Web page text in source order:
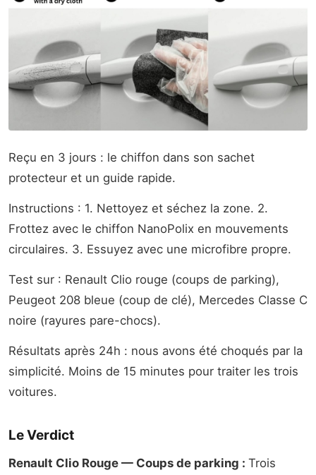
Reçu en 3 jours : le chiffon dans son sachet
protecteur et un guide rapide.
Instructions : 1. Nettoyez et séchez la zone. 2.
Frottez avec le chiffon NanoPolix en mouvements
circulaires. 3. Essuyez avec une microfibre propre.
Test sur : Renault Clio rouge (coups de parking),
Peugeot 208 bleue (coup de clé), Mercedes Classe C
noire (rayures pare-chocs).
Résultats après 24h : nous avons été choqués par la
simplicité. Moins de 15 minutes pour traiter les trois
voitures.
Le Verdict
Renault Clio Rouge — Coups de parking : Trois